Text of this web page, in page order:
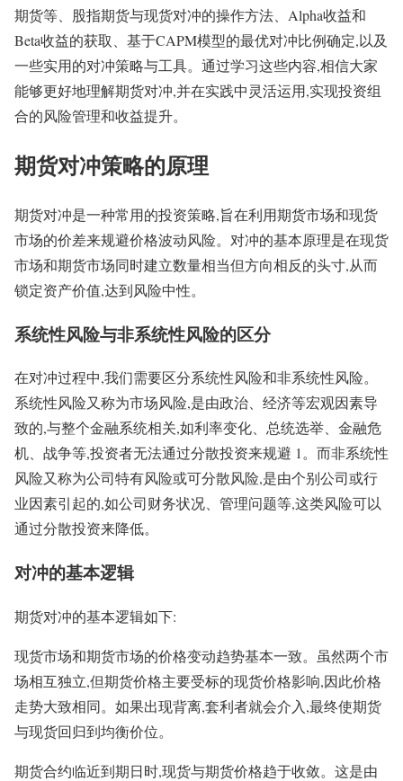
期货等、股指期货与现货对冲的操作方法、Alpha收益和
Beta收益的获取、基于CAPM模型的最优对冲比例确定,以及
一些实用的对冲策略与工具。通过学习这些内容,相信大家
能够更好地理解期货对冲,并在实践中灵活运用,实现投资组
合的风险管理和收益提升。
期货对冲策略的原理
期货对冲是一种常用的投资策略,旨在利用期货市场和现货
市场的价差来规避价格波动风险。对冲的基本原理是在现货
市场和期货市场同时建立数量相当但方向相反的头寸,从而
锁定资产价值,达到风险中性。
系统性风险与非系统性风险的区分
在对冲过程中,我们需要区分系统性风险和非系统性风险。
系统性风险又称为市场风险,是由政治、经济等宏观因素导
致的,与整个金融系统相关,如利率变化、总统选举、金融危
机、战争等,投资者无法通过分散投资来规避 1。而非系统性
风险又称为公司特有风险或可分散风险,是由个别公司或行
业因素引起的,如公司财务状况、管理问题等,这类风险可以
通过分散投资来降低。
对冲的基本逻辑
期货对冲的基本逻辑如下:
现货市场和期货市场的价格变动趋势基本一致。虽然两个市
场相互独立,但期货价格主要受标的现货价格影响,因此价格
走势大致相同。如果出现背离,套利者就会介入,最终使期货
与现货回归到均衡价位。
期货合约临近到期日时,现货与期货价格趋于收敛。这是由